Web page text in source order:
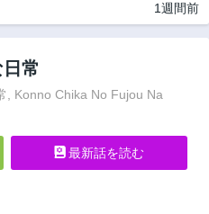
1週間前
常
, Konno Chika No Fujou Na
最新話を読む